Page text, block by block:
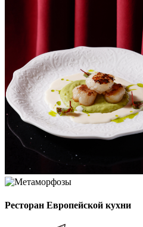
Ресторан Европейской кухни